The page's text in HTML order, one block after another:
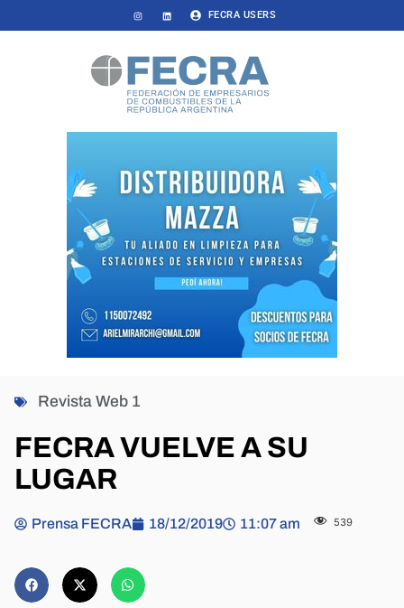
FECRA USERS
Revista Web 1
FECRA VUELVE A SU
LUGAR
Prensa FECRA 18/12/2019 11:07 am 539